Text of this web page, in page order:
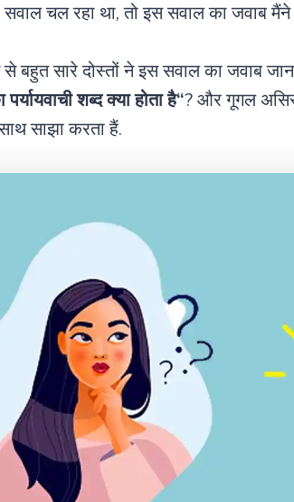
सवाल चल रहा था, तो इस सवाल का जवाब
बहुत सारे दोस्तों ने इस सवाल का जवाब
शब्द क्या होता है“? और गूगल
साझा करता हैं.